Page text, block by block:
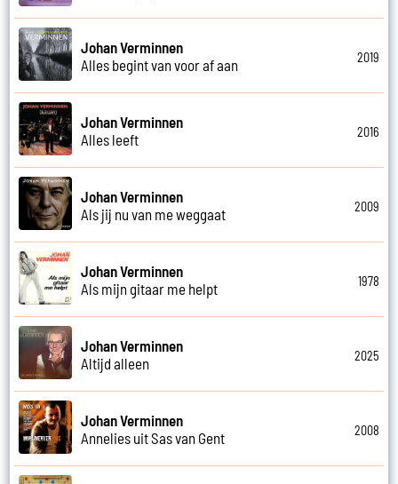
Johan Verminnen
Alles begint van voor af aan
2019
Johan Verminnen
Alles leeft
2016
Johan Verminnen
Als jij nu van me weggaat
2009
Johan Verminnen
Als mijn gitaar me helpt
1978
Johan Verminnen
Altijd alleen
2025
Johan Verminnen
Annelies uit Sas van Gent
2008